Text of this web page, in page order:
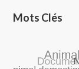
Mots Clés